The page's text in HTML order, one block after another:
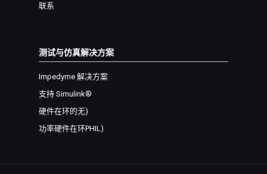
联系
测试与仿真解决方案
Impedyme 解决方案
支持 Simulink®
硬件在环的无)
功率硬件在环PHIL )